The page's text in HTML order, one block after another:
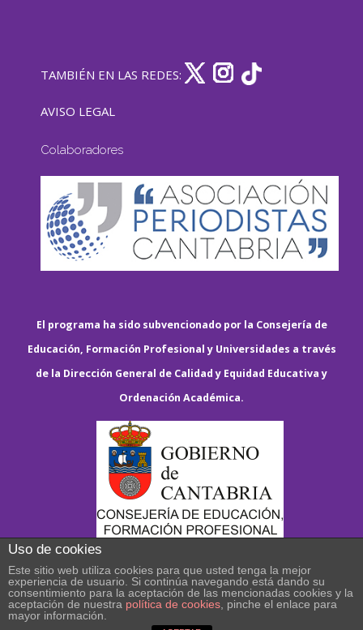
TAMBIÉN EN LAS REDES:
AVISO LEGAL
Colaboradores
El programa ha sido subvencionado por la Consejería de
Educación, Formación Profesional y Universidades a través
de la Dirección General de Calidad y Equidad Educativa y
Ordenación Académica.
Uso de cookies
Este sitio web utiliza cookies para que usted tenga la mejor
experiencia de usuario. Si continúa navegando está dando su
consentimiento para la aceptación de las mencionadas cookies y la
aceptación de nuestra política de cookies , pinche el enlace para
mayor información.